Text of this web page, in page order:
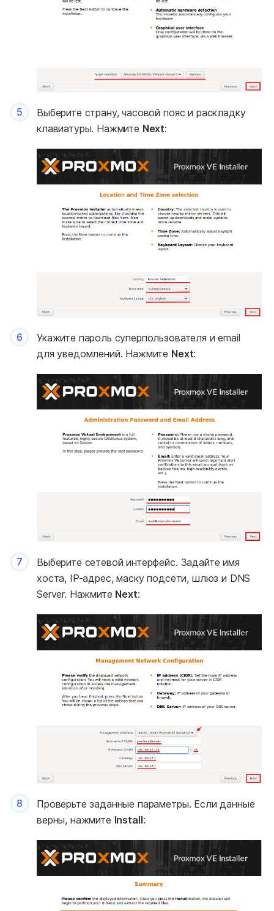
5
Выберите страну, часовой пояс и раскладку
клавиатуры. Нажмите Next:
6
Укажите пароль суперпользователя и email
для уведомлений. Нажмите Next:
7
Выберите сетевой интерфейс. Задайте имя
хоста, IP-адрес, маску подсети, шлюз и DNS
Server. Нажмите Next:
8
Проверьте заданные параметры. Если данные
верны, нажмите Install: